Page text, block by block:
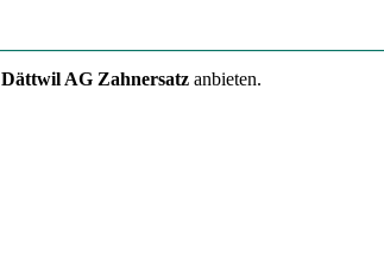
Dättwil AG Zahnersatz anbieten.